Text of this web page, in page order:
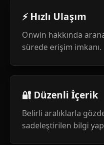
⚡ Hızlı Ulaşım
Onwin hakkında
sürede erişim imkanı.
🔐 Düzenli İçerik
Belirli aralıklarla
sadeleştirilen bilgi